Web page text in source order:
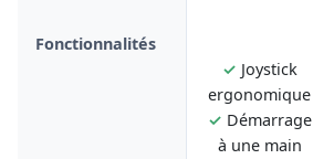
Fonctionnalités
✓ Joystick
ergonomique
✓ Démarrage
à une main